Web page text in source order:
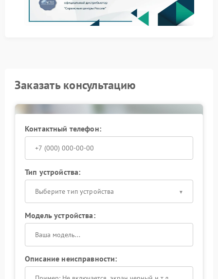
Сервисный центр APC выполняет разбор корпуса,
комплектующие и меняет поврежденные элементы
пайки, чтобы ИБП стабильно работал при
ежедневной эксплуатации.
Заказать консультацию
Контактный телефон:
Тип устройства:
Выберите тип устройства
Модель устройства:
Описание неисправности: